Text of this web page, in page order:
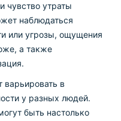
чувство утраты
наблюдаться
или угрозы, ощущения
а также
варьировать в
у разных людей.
быть настолько